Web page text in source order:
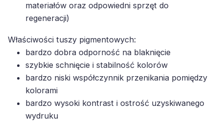
materiałów oraz odpowiedni sprzęt do
regeneracji)
Właściwości tuszy pigmentowych:
bardzo dobra odporność na blaknięcie
szybkie schnięcie i stabilność kolorów
bardzo niski współczynnik przenikania pomiędzy
kolorami
bardzo wysoki kontrast i ostrość uzyskiwanego
wydruku